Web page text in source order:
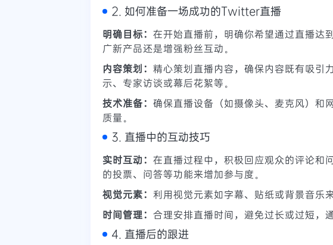
2. 如何准备一场成功的Twitter直播
明确目标： 在开始直播前，明确你希望通过直播达
广新产品还是增强粉丝互动。
内容策划： 精心策划直播内容，确保内容既有吸引
示、专家访谈或幕后花絮等。
技术准备： 确保直播设备（如摄像头、麦克风）和
质量。
3. 直播中的互动技巧
实时互动： 在直播过程中，积极回应观众的评论
的投票、问答等功能来增加参与度。
视觉元素： 利用视觉元素如字幕、贴纸或背景音乐
时间管理： 合理安排直播时间，避免过长或过短，
4. 直播后的跟进